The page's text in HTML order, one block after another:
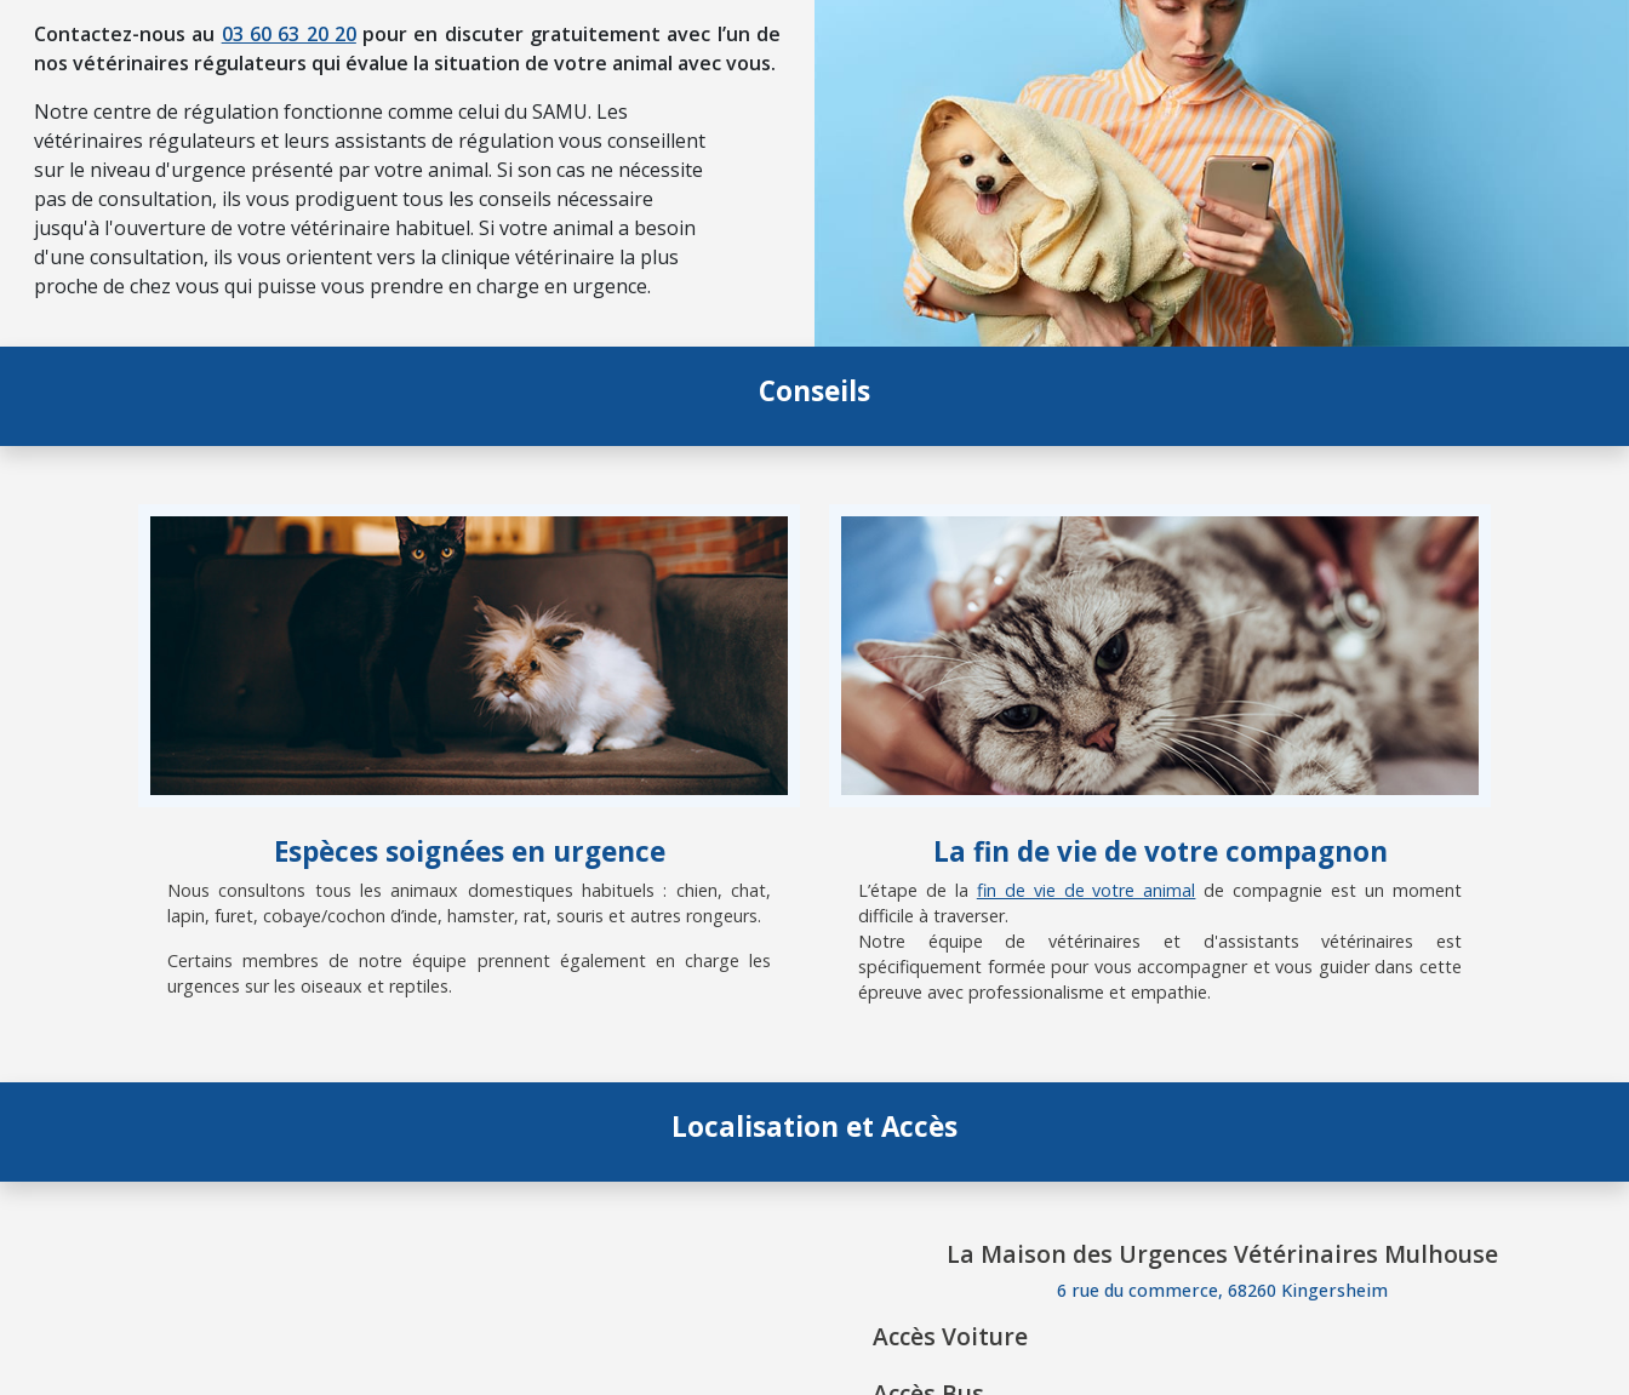
Contactez-nous au 03 60 63 20 20pour en discuter gratuitement avec l’un de
nos vétérinaires régulateurs qui évalue la situation de votre animal avec vous.
Notre centre de régulation fonctionne comme celui du SAMU. Les
vétérinaires régulateurs et leurs assistants de régulation vous conseillent
sur le niveau d'urgence présenté par votre animal. Si son cas ne nécessite
pas de consultation, ils vous prodiguent tous les conseils nécessaire
jusqu'à l'ouverture de votre vétérinaire habituel. Si votre animal a besoin
d'une consultation, ils vous orientent vers la clinique vétérinaire la plus
proche de chez vous qui puisse vous prendre en charge en urgence.
Conseils
Espèces soignées en urgence
Nous consultons tous les animaux domestiques habituels : chien, chat,
lapin, furet, cobaye/cochon d’inde, hamster, rat, souris et autres rongeurs.
Certains membres de notre équipe prennent également en charge les
urgences sur les oiseaux et reptiles.
La fin de vie de votre compagnon
L’étape de la fin de vie de votre animal de compagnie est un moment
difficile à traverser.
Notre équipe de vétérinaires et d'assistants vétérinaires est
spécifiquement formée pour vous accompagner et vous guider dans cette
épreuve avec professionalisme et empathie.
Localisation et Accès
La Maison des Urgences Vétérinaires Mulhouse
6 rue du commerce, 68260 Kingersheim
Accès Voiture